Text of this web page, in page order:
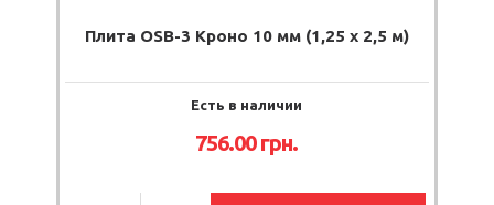
Плита OSB-3 Кроно 10 мм (1,25 х 2,5 м)
Есть в наличии
756.00грн.